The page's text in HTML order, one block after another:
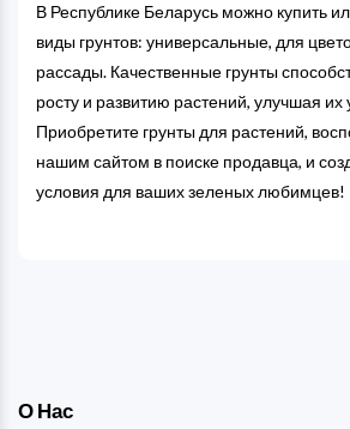
В Республике Беларусь можно купить
виды грунтов: универсальные, для
рассады. Качественные грунты
росту и развитию растений, улучшая их
Приобретите грунты для растений,
нашим сайтом в поиске продавца, и
условия для ваших зеленых любимцев!
О Нас